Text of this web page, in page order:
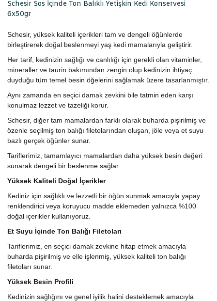
Schesir Sos İçinde Ton Balıklı Yetişkin Kedi Konservesi
6x50gr
Schesir, yüksek kaliteli içerikleri tam ve dengeli öğünlerde
birleştirerek doğal beslenmeyi yaş kedi mamalarıyla geliştirir.
Her tarif, kedinizin sağlığı ve canlılığı için gerekli olan vitaminler,
mineraller ve taurin bakımından zengin olup kedinizin ihtiyaç
duyduğu tüm temel besin öğelerini sağlamak üzere tasarlanmıştır.
Aynı zamanda en seçici damak zevkini bile tatmin eden karşı
konulmaz lezzet ve tazeliği korur.
Schesir, diğer tam mamalardan farklı olarak buharda pişirilmiş ve
özenle seçilmiş ton balığı filetolarından oluşan, jöle veya et suyu
bazlı gerçek öğünler sunar.
Tariflerimiz, tamamlayıcı mamalardan daha yüksek besin değeri
sunarak dengeli bir beslenme sağlar.
Yüksek Kaliteli Doğal İçerikler
Kediniz için sağlıklı ve lezzetli bir öğün sunmak amacıyla yapay
renklendirici veya koruyucu madde eklemeden yalnızca %100
doğal içerikler kullanıyoruz.
Et Suyu İçinde Ton Balığı Filetoları
Tariflerimiz, en seçici damak zevkine hitap etmek amacıyla
buharda pişirilmiş ve elle işlenmiş, yüksek kaliteli ton balığı
filetoları sunar.
Yüksek Besin Profili
Kedinizin sağlığını ve genel iyilik halini desteklemek amacıyla